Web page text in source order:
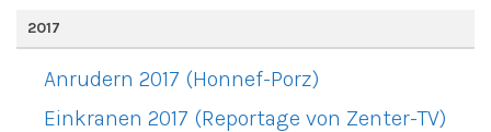
2017
Anrudern 2017 (Honnef-Porz)
Einkranen 2017 (Reportage von Zenter-TV)